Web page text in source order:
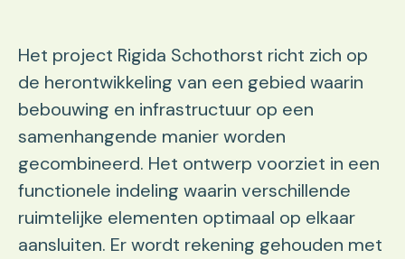
Het project Rigida Schothorst richt zich op
de herontwikkeling van een gebied waarin
bebouwing en infrastructuur op een
samenhangende manier worden
gecombineerd. Het ontwerp voorziet in een
functionele indeling waarin verschillende
ruimtelijke elementen optimaal op elkaar
aansluiten. Er wordt rekening gehouden met